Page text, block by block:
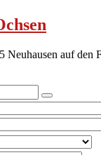
Neuhausen auf den